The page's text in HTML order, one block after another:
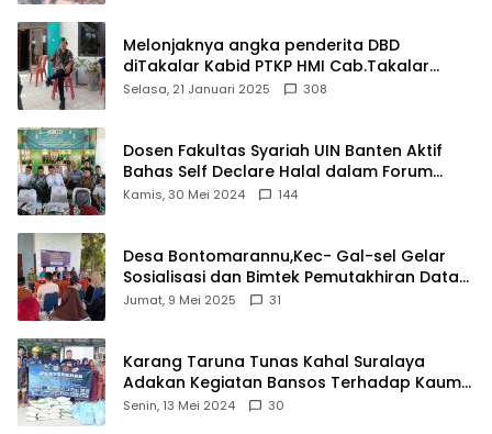
Melonjaknya angka penderita DBD
diTakalar Kabid PTKP HMI Cab.Takalar
angkat bicara
Selasa, 21 Januari 2025 308
Dosen Fakultas Syariah UIN Banten Aktif
Bahas Self Declare Halal dalam Forum
Ijtima Ulama MUI
Kamis, 30 Mei 2024 144
Desa Bontomarannu,Kec- Gal-sel Gelar
Sosialisasi dan Bimtek Pemutakhiran Data
ID
Jumat, 9 Mei 2025 31
Karang Taruna Tunas Kahal Suralaya
Adakan Kegiatan Bansos Terhadap Kaum
Dhuafa dan Anak Yatim-Piatu
Senin, 13 Mei 2024 30